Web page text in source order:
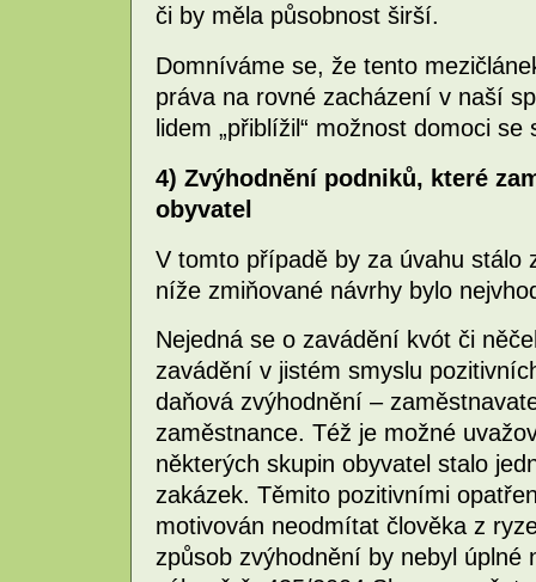
či by měla působnost širší.
Domníváme se, že tento
práva na rovné zacházení v naší
lidem „přiblížil“ možnost domoci se
4) Zvýhodnění podniků, které
obyvatel
V tomto případě by za úvahu stálo
níže zmiňované návrhy bylo
Nejedná se o zavádění kvót či
zavádění v jistém smyslu
daňová zvýhodnění –
zaměstnance. Též je možné
některých skupin obyvatel stalo
zakázek. Těmito pozitivními
motivován neodmítat člověka z
způsob zvýhodnění by nebyl